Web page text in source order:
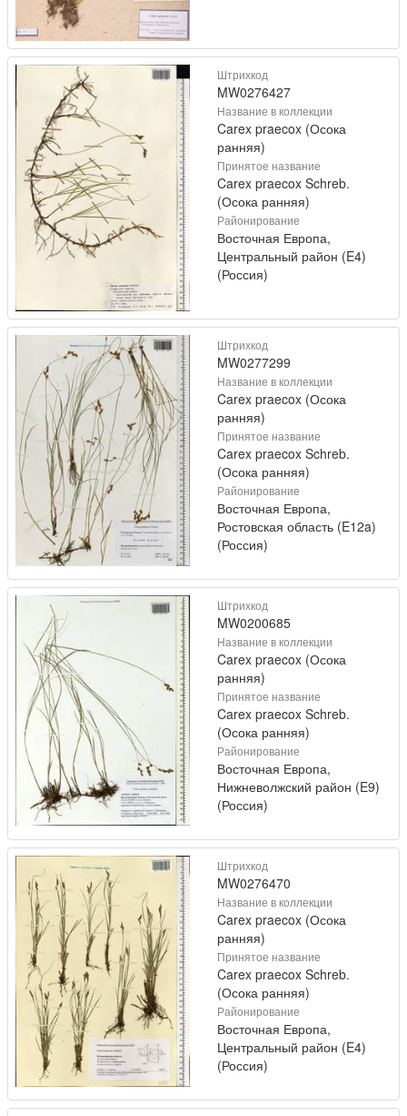
Штрихкод
MW0276427
Название в коллекции
Carex praecox (Осока
ранняя)
Принятое название
Carex praecox Schreb.
(Осока ранняя)
Районирование
Восточная Европа,
Центральный район (E4)
(Россия)
Штрихкод
MW0277299
Название в коллекции
Carex praecox (Осока
ранняя)
Принятое название
Carex praecox Schreb.
(Осока ранняя)
Районирование
Восточная Европа,
Ростовская область (E12a)
(Россия)
Штрихкод
MW0200685
Название в коллекции
Carex praecox (Осока
ранняя)
Принятое название
Carex praecox Schreb.
(Осока ранняя)
Районирование
Восточная Европа,
Нижневолжский район (E9)
(Россия)
Штрихкод
MW0276470
Название в коллекции
Carex praecox (Осока
ранняя)
Принятое название
Carex praecox Schreb.
(Осока ранняя)
Районирование
Восточная Европа,
Центральный район (E4)
(Россия)